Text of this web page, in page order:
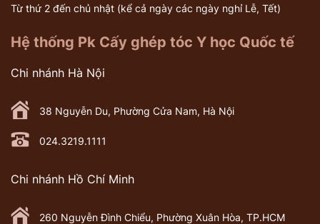
Từ thứ 2 đến chủ nhật (kể cả ngày các ngày nghỉ Lễ, Tết)
Hệ thống Pk Cấy ghép tóc Y học Quốc tế
Chi nhánh Hà Nội
38 Nguyễn Du, Phường Cửa Nam, Hà Nội
024.3219.1111
Chi nhánh Hồ Chí Minh
260 Nguyễn Đình Chiểu, Phường Xuân Hòa, TP.HCM